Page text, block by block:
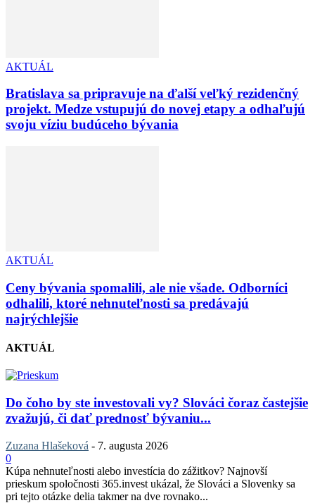
AKTUÁL
Bratislava sa pripravuje na ďalší veľký rezidenčný
projekt. Medze vstupujú do novej etapy a odhaľujú
svoju víziu budúceho bývania
AKTUÁL
Ceny bývania spomalili, ale nie všade. Odborníci
odhalili, ktoré nehnuteľnosti sa predávajú
najrýchlejšie
AKTUÁL
Do čoho by ste investovali vy? Slováci čoraz častejšie
zvažujú, či dať prednosť bývaniu...
Zuzana Hlašeková - 7. augusta 2026
0
Kúpa nehnuteľnosti alebo investícia do zážitkov? Najnovší
prieskum spoločnosti 365.invest ukázal, že Slováci a Slovenky sa
pri tejto otázke delia takmer na dve rovnako...